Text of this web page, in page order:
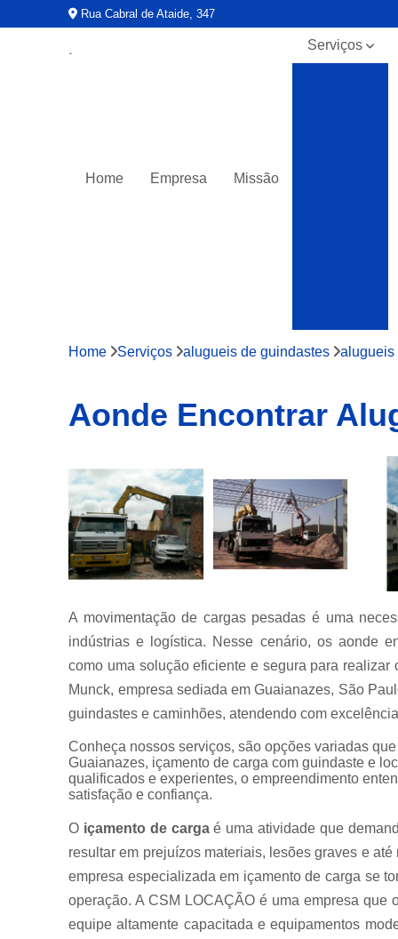
Rua Cabral de Ataide, 347
Home Empresa Missão
Serviços
Caminhões
muncks
Empresa
de
Empresas
de
transportes
de
containers
de carga
Locação de
Locação de
de
caminhão
munck
para alugar
Muncks
para locar
Munk para
alugar
Home Serviços alugueis de guindastes alugueis
Aonde Encontrar
A movimentação de cargas pesadas é uma
indústrias e logística. Nesse cenário, os aonde
como uma solução eficiente e segura para realizar
Munck, empresa sediada em Guaianazes, São
guindastes e caminhões, atendendo com
Conheça nossos serviços, são opções variadas
Guaianazes, içamento de carga com guindaste e
qualificados e experientes, o empreendimento
satisfação e confiança.
O içamento de cargaé uma atividade que
resultar em prejuízos materiais, lesões graves e
empresa especializada em içamento de carga se
operação. A CSM LOCAÇÃO é uma empresa que
equipe altamente capacitada e equipamentos